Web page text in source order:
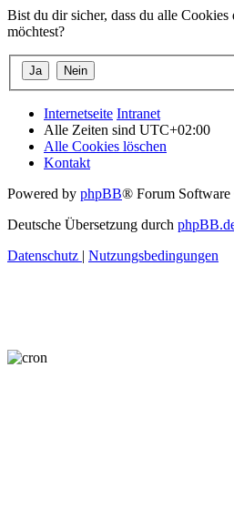
Bist du dir sicher, dass du alle Cookies
möchtest?
Internetseite Intranet
Alle Zeiten sind UTC+02:00
Alle Cookies löschen
Kontakt
Powered by phpBB® Forum
Deutsche Übersetzung durch
Datenschutz | Nutzungsbedingungen